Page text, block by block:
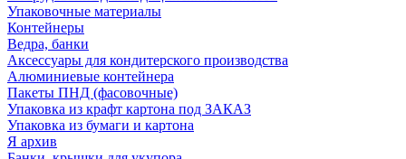
Упаковочные материалы
Контейнеры
Ведра, банки
Аксессуары для кондитерского производства
Алюминиевые контейнера
Пакеты ПНД (фасовочные)
Упаковка из крафт картона под ЗАКАЗ
Упаковка из бумаги и картона
Я архив